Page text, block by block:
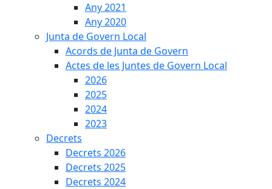
Any 2021
Any 2020
Junta de Govern Local
Acords de Junta de Govern
Actes de les Juntes de Govern Local
2026
2025
2024
2023
Decrets
Decrets 2026
Decrets 2025
Decrets 2024